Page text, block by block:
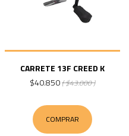
CARRETE 13F CREED K
$40.850( $43.000 )
COMPRAR